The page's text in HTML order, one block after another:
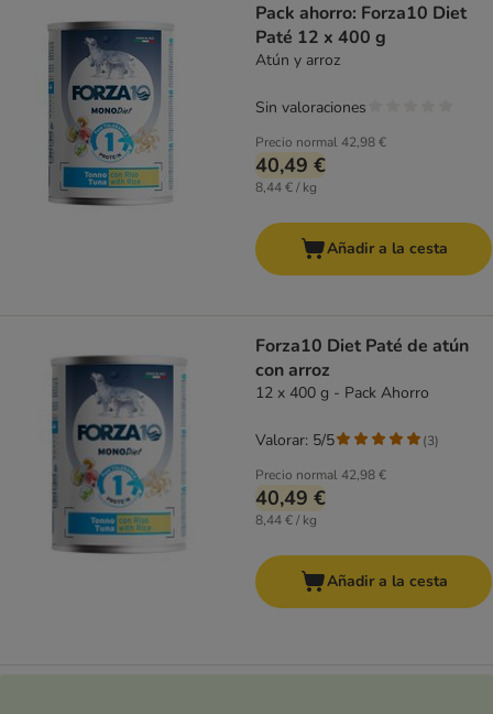
Pack ahorro: Forza10 Diet
Paté 12 x 400 g
Atún y arroz
Precio normal42,98 €
40,49 €
8,44 € / kg
Sin valoraciones
Añadir a la cesta
Forza10 Diet Paté de atún
con arroz
12 x 400 g - Pack Ahorro
Precio normal42,98 €
40,49 €
8,44 € / kg
Valorar: 5/5 (3)
Añadir a la cesta